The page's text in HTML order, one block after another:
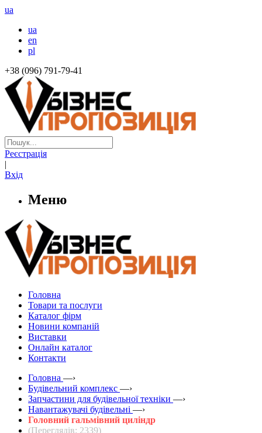
ua
ua
en
pl
+38 (096) 791-79-41
Реєстрація
|
Вхід
Меню
Головна
Товари та послуги
Каталог фірм
Новини компаній
Виставки
Онлайн каталог
Контакти
Головна —›
Будівельний комплекс —›
Запчастини для будівельної техніки —›
Навантажувачі будівельні —›
Головний гальмівний циліндр
(Переглядів: 2339)